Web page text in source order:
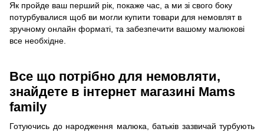
Як пройде ваш перший рік, покаже час, а ми зі свого боку
потурбувалися щоб ви могли купити товари для немовлят в
зручному онлайн форматі, та забезпечити вашому малюкові
все необхідне.
Все що потрібно для немовляти,
знайдете в інтернет магазині Mams
family
Готуючись до народження малюка, батьків зазвичай турбують